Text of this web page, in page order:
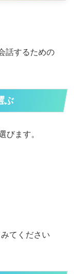
話するための
ぶ
びます。
てください